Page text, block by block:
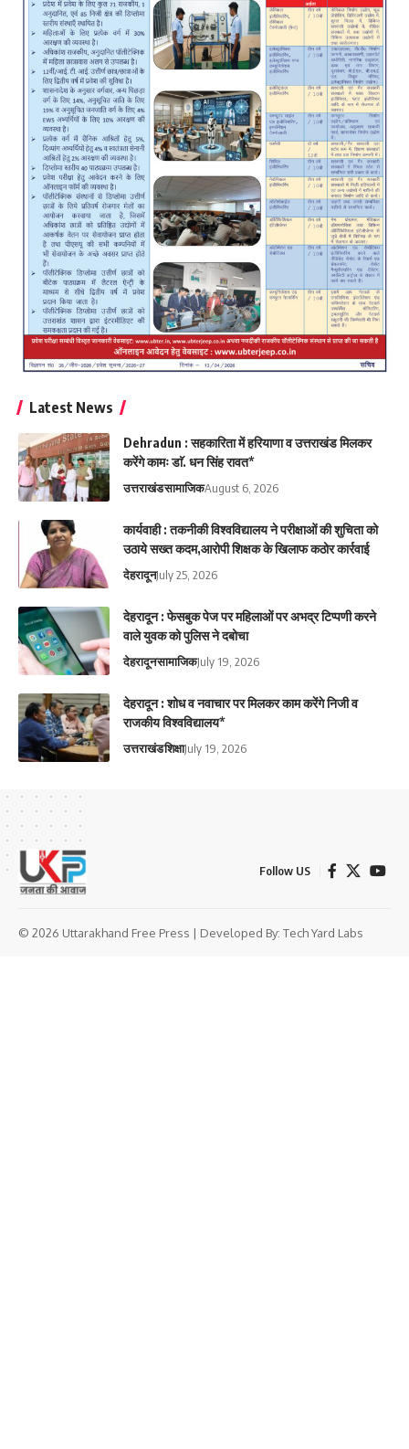
Latest News
Dehradun : सहकारिता में हरियाणा व उत्तराखंड मिलकर
करेंगे कामः डाॅ. धन सिंह रावत*
उत्तराखंडसामाजिकAugust 6, 2026
कार्यवाही : तकनीकी विश्वविद्यालय ने परीक्षाओं की शुचिता को
उठाये सख्त कदम,आरोपी शिक्षक के खिलाफ कठोर कार्रवाई
देहरादूनJuly 25, 2026
देहरादून : फेसबुक पेज पर महिलाओं पर अभद्र टिप्पणी करने
वाले युवक को पुलिस ने दबोचा
देहरादूनसामाजिकJuly 19, 2026
देहरादून : शोध व नवाचार पर मिलकर काम करेंगे निजी व
राजकीय विश्वविद्यालय*
उत्तराखंडशिक्षाJuly 19, 2026
Follow US
© 2026 Uttarakhand Free Press | Developed By: Tech Yard Labs